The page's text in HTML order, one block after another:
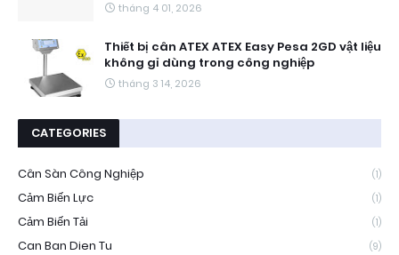
tháng 4 01, 2026
Thiết bị cân ATEX ATEX Easy Pesa 2GD vật liệu
không gỉ dùng trong công nghiệp
tháng 3 14, 2026
CATEGORIES
Cân Sàn Công Nghiệp (1)
Cảm Biến Lực (1)
Cảm Biến Tải (1)
Can Ban Dien Tu (9)